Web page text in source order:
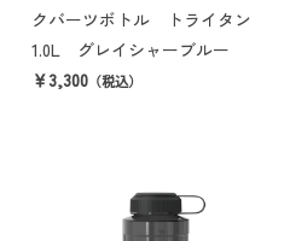
クバーツボトル トライタン
1.0L グレイシャーブルー
￥3,300 （税込）